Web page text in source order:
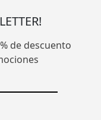
de descuento